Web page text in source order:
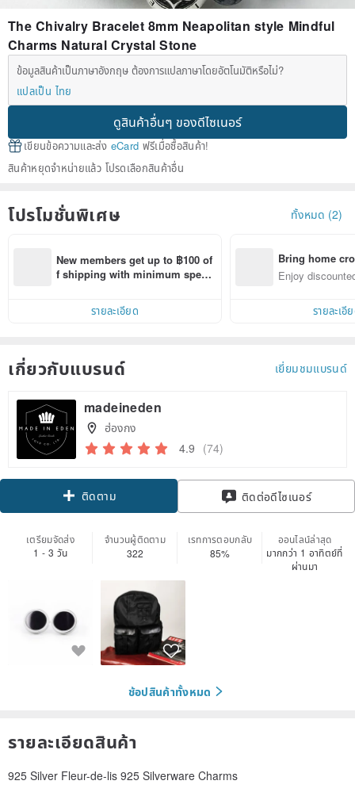
The Chivalry Bracelet 8mm Neapolitan style Mindful
Charms Natural Crystal Stone
ข้อมูลสินค้าเป็นภาษาอังกฤษ ต้องการแปลภาษาโดยอัตโนมัติหรือไม่?
แปลเป็น ไทย
ดูสินค้าอื่นๆ ของดีไซเนอร์
เขียนข้อความและส่ง eCard ฟรีเมื่อซื้อสินค้า!
สินค้าหยุดจำหน่ายแล้ว โปรดเลือกสินค้าอื่น
โปรโมชั่นพิเศษ ทั้งหมด (2)
New members get up to ฿100 of
f shipping with minimum spen
within 7 days!
รายละเอียด
Bring home
n with ease
Enjoy
รายละเอี
เกี่ยวกับแบรนด์ เยี่ยมชมแบรนด์
madeineden
ฮ่องกง
4.9 (74)
ติดตาม ติดต่อดีไซเนอร์
เตรียมจัดส่ง
1 - 3 วัน
จำนวนผู้ติดตาม
322
เรทการตอบกลับ
85%
ออนไลน์ล่าสุด
มากกว่า 1 อาทิตย์ที่
ผ่านมา
ช้อปสินค้าทั้งหมด
รายละเอียดสินค้า
925 Silver Fleur-de-lis 925 Silverware Charms